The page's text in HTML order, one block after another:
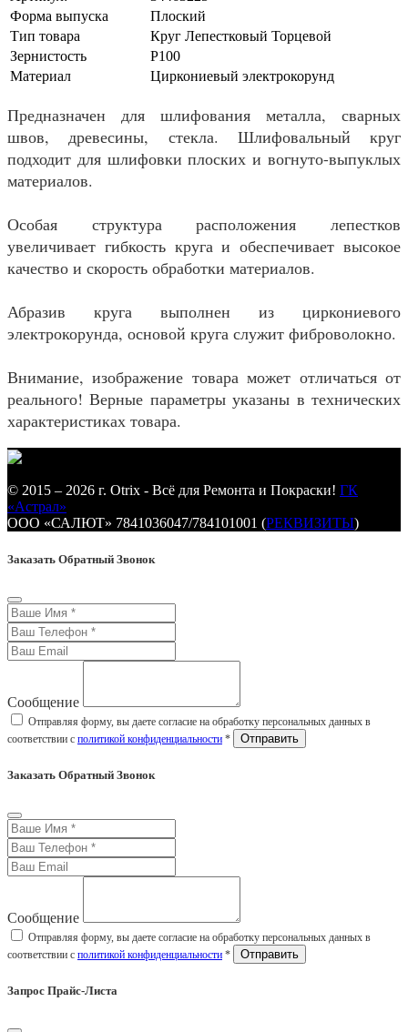
Форма выпуска
Плоский
Тип товара
Круг Лепестковый Торцевой
Зернистость
P100
Материал
Циркониевый электрокорунд
Предназначен для шлифования металла, сварных
швов, древесины, стекла. Шлифовальный круг
подходит для шлифовки плоских и вогнуто-выпуклых
материалов.
Особая структура расположения лепестков
увеличивает гибкость круга и обеспечивает высокое
качество и скорость обработки материалов.
Абразив круга выполнен из циркониевого
электрокорунда, основой круга служит фиброволокно.
Внимание, изображение товара может отличаться от
реального! Верные параметры указаны в технических
характеристиках товара.
© 2015 – 2026 г. Otrix - Всё для Ремонта и Покраски! ГК
«Астрал»
ООО «САЛЮТ» 7841036047/784101001 (РЕКВИЗИТЫ)
Заказать Обратный Звонок
Сообщение
Отправляя форму, вы даете согласие на обработку персональных данных в
соответствии с политикой конфиденциальности *
Заказать Обратный Звонок
Сообщение
Отправляя форму, вы даете согласие на обработку персональных данных в
соответствии с политикой конфиденциальности *
Запрос Прайс-Листа